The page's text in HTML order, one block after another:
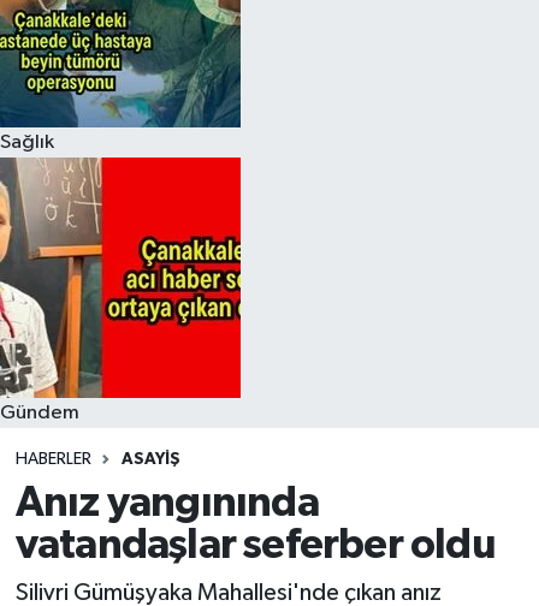
Sağlık
Gündem
HABERLER ASAYIŞ
Anız yangınında
vatandaşlar seferber oldu
Silivri Gümüşyaka Mahallesi'nde çıkan anız